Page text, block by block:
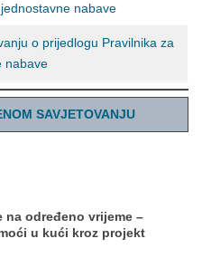
nabave
o prijedlogu Pravilnika za
nabave
SAVJETOVANJU
na određeno vrijeme –
u kući kroz projekt